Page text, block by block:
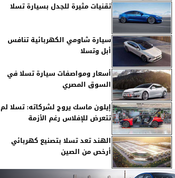
تقنيات مثيرة للجدل بسيارة تسلا
سيارة شاومي الكهربائية تنافس
أبل وتسلا
أسعار ومواصفات سيارة تسلا في
السوق المصري
إيلون ماسك يروج لشركاته: تسلا لم
تتعرض للإفلاس رغم الأزمة
الهند تعد تسلا بتصنيع كهربائي
أرخص من الصين